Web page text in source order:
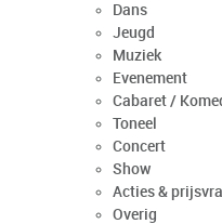
Dans
Jeugd
Muziek
Evenement
Cabaret /
Toneel
Concert
Show
Acties &
Overig